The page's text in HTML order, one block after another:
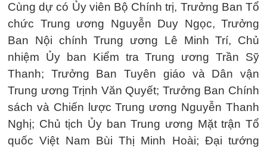
Cùng dự có Ủy viên Bộ Chính trị, Trưởng Ban Tổ
chức Trung ương Nguyễn Duy Ngọc, Trưởng
Ban Nội chính Trung ương Lê Minh Trí, Chủ
nhiệm Ủy ban Kiểm tra Trung ương Trần Sỹ
Thanh; Trưởng Ban Tuyên giáo và Dân vận
Trung ương Trịnh Văn Quyết; Trưởng Ban Chính
sách và Chiến lược Trung ương Nguyễn Thanh
Nghị; Chủ tịch Ủy ban Trung ương Mặt trận Tổ
quốc Việt Nam Bùi Thị Minh Hoài; Đại tướng